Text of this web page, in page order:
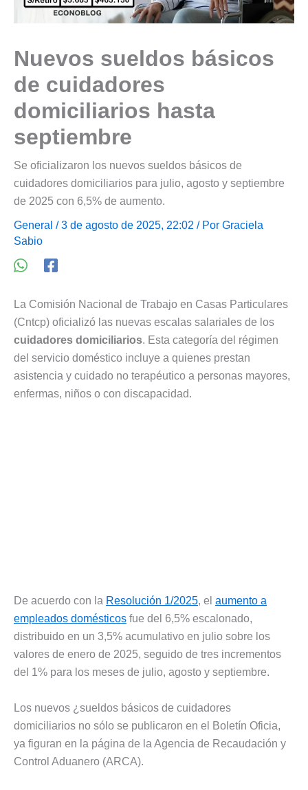
Nuevos sueldos básicos
de cuidadores
domiciliarios hasta
septiembre
Se oficializaron los nuevos sueldos básicos de
cuidadores domiciliarios para julio, agosto y septiembre
de 2025 con 6,5% de aumento.
General / 3 de agosto de 2025, 22:02 / Por Graciela
Sabio
La Comisión Nacional de Trabajo en Casas Particulares
(Cntcp) oficializó las nuevas escalas salariales de los
cuidadores domiciliarios. Esta categoría del régimen
del servicio doméstico incluye a quienes prestan
asistencia y cuidado no terapéutico a personas mayores,
enfermas, niños o con discapacidad.
De acuerdo con la Resolución 1/2025, el aumento a
empleados domésticos fue del 6,5% escalonado,
distribuido en un 3,5% acumulativo en julio sobre los
valores de enero de 2025, seguido de tres incrementos
del 1% para los meses de julio, agosto y septiembre.
Los nuevos ¿sueldos básicos de cuidadores
domiciliarios no sólo se publicaron en el Boletín Oficia,
ya figuran en la página de la Agencia de Recaudación y
Control Aduanero (ARCA).